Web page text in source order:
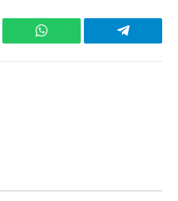
WhatsApp Telegram